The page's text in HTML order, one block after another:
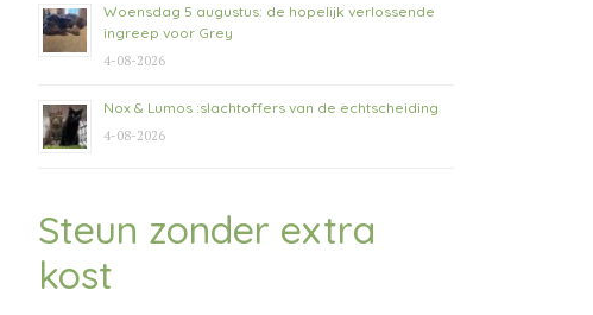
Woensdag 5 augustus: de hopelijk verlossende
ingreep voor Grey
4-08-2026
Nox & Lumos :slachtoffers van de echtscheiding
4-08-2026
Steun zonder extra
kost